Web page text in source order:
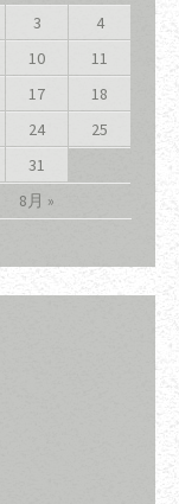
8月 »
3
4
10
11
17
18
24
25
31